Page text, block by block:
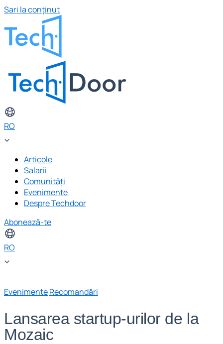
Sari la conținut
RO
Articole
Salarii
Comunități
Evenimente
Despre Techdoor
Abonează-te
RO
EvenimenteRecomandări
Lansarea startup-urilor de la
Mozaic